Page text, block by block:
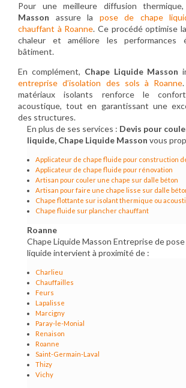
Pour une meilleure diffusion thermique,
Masson assure la pose de chape
chauffant à Roanne. Ce procédé optimise
chaleur et améliore les performances
bâtiment.
En complément, Chape Liquide Masson
entreprise d’isolation des sols à Roanne
matériaux isolants renforce le
acoustique, tout en garantissant une
des structures.
En plus de ses services : Devis pour
liquide, Chape Liquide Masson vous
Applicateur de chape fluide pour construction
Applicateur de chape fluide pour rénovation
Artisan pour couler une chape sur dalle béton
Artisan pour faire une chape lisse sur dalle
Chape flottante sur isolant thermique ou
Chape fluide sur plancher chauffant
Roanne
Chape Liquide Masson Entreprise de
liquide intervient à proximité de :
Charlieu
Chauffailles
Feurs
Lapalisse
Marcigny
Paray-le-Monial
Renaison
Roanne
Saint-Germain-Laval
Thizy
Vichy